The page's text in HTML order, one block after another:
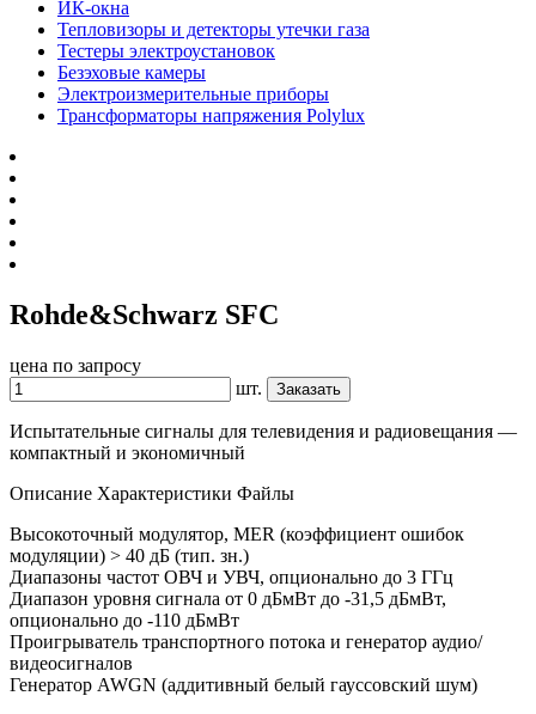
ИК-окна
Тепловизоры и детекторы утечки газа
Тестеры электроустановок
Безэховые камеры
Электроизмерительные приборы
Трансформаторы напряжения Polylux
Rohde&Schwarz SFC
цена по запросу
шт.
Заказать
Испытательные сигналы для телевидения и радиовещания —
компактный и экономичный
Описание Характеристики Файлы
Высокоточный модулятор, MER (коэффициент ошибок
модуляции) > 40 дБ (тип. зн.)
Диапазоны частот ОВЧ и УВЧ, опционально до 3 ГГц
Диапазон уровня сигнала от 0 дБмВт до -31,5 дБмВт,
опционально до -110 дБмВт
Проигрыватель транспортного потока и генератор аудио/
видеосигналов
Генератор AWGN (аддитивный белый гауссовский шум)